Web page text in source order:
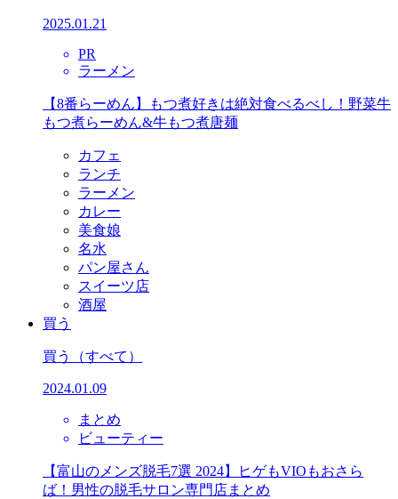
2025.01.21
PR
ラーメン
【8番らーめん】もつ煮好きは絶対食べるべし！野菜牛
もつ煮らーめん&牛もつ煮唐麺
カフェ
ランチ
ラーメン
カレー
美食娘
名水
パン屋さん
スイーツ店
酒屋
買う
買う （すべて）
2024.01.09
まとめ
ビューティー
【富山のメンズ脱毛7選 2024】ヒゲもVIOもおさら
ば！男性の脱毛サロン専門店まとめ